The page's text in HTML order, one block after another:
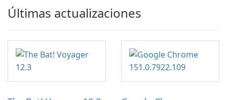
Últimas actualizaciones